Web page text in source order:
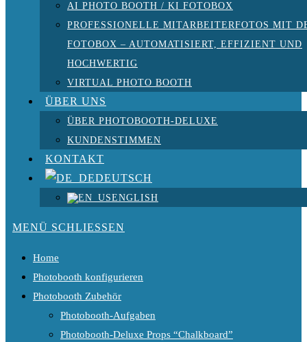
AI PHOTO BOOTH / KI FOTOBOX
PROFESSIONELLE MITARBEITERFOTOS MIT
FOTOBOX – AUTOMATISIERT, EFFIZIENT UND
HOCHWERTIG
VIRTUAL PHOTO BOOTH
ÜBER UNS
ÜBER PHOTOBOOTH-DELUXE
KUNDENSTIMMEN
KONTAKT
DEUTSCH
ENGLISH
MENÜ SCHLIESSEN
Home
Photobooth konfigurieren
Photobooth Zubehör
Photobooth-Aufgaben
Photobooth-Deluxe Props “Chalkboard”